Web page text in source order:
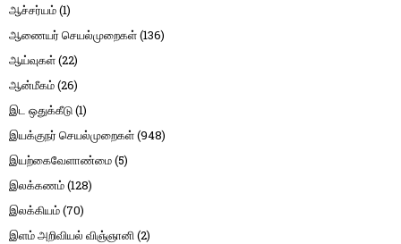
ஆச்சர்யம்(1)
ஆணையர் செயல்முறைகள்(136)
ஆய்வுகள்(22)
ஆன்மீகம்(26)
இட ஒதுக்கீடு(1)
இயக்குநர் செயல்முறைகள்(948)
இயற்கைவேளாண்மை(5)
இலக்கணம்(128)
இலக்கியம்(70)
இளம் அறிவியல் விஞ்ஞானி(2)